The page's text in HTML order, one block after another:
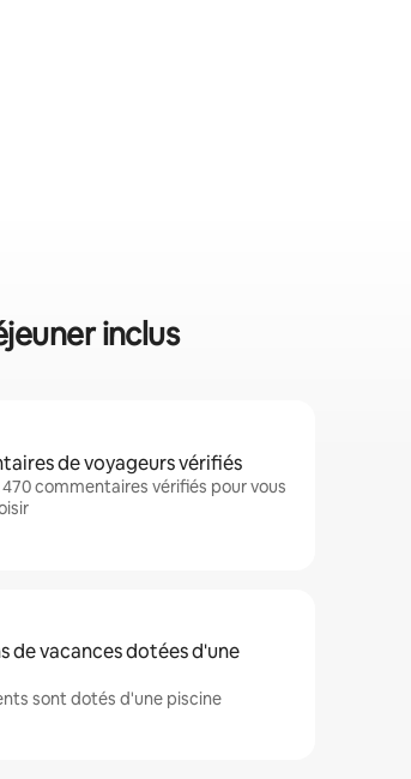
inclus
de voyageurs vérifiés
470 commentaires vérifiés pour vous
de vacances dotées d'une
sont dotés d'une piscine